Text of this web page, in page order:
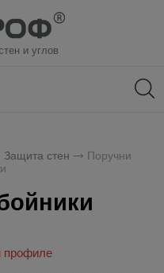
и углов
Защита стен
Поручни
профиле